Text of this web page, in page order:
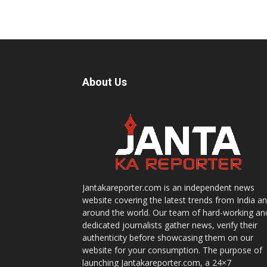
About Us
Jantakareporter.com is an independent news
website covering the latest trends from India
around the world. Our team of hard-working
dedicated journalists gather news, verify their
authenticity before showcasing them on our
website for your consumption. The purpose of
launching Jantakareporter.com, a 24×7